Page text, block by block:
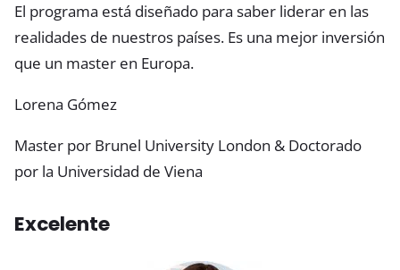
El programa está diseñado para saber liderar en las
realidades de nuestros países. Es una mejor inversión
que un master en Europa.
Lorena Gómez
Master por Brunel University London & Doctorado
por la Universidad de Viena
Excelente